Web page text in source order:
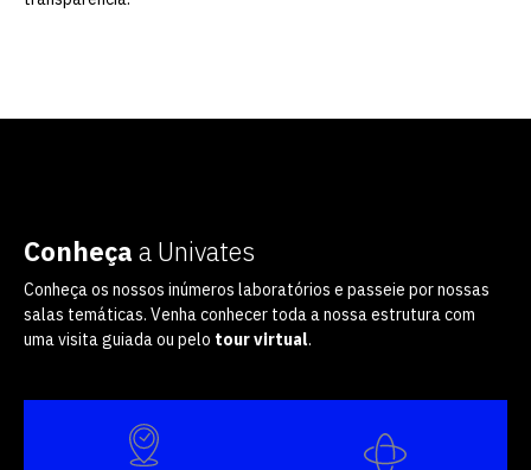
Conheça a Univates
Conheça os nossos inúmeros laboratórios e passeie por nossas
salas temáticas. Venha conhecer toda a nossa estrutura com
uma visita guiada ou pelo tour virtual.
quer concorrer: